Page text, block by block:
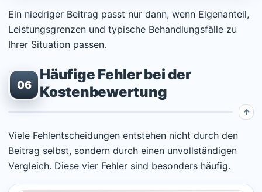
Ein niedriger Beitrag passt nur dann, wenn Eigenanteil,
Leistungsgrenzen und typische Behandlungsfälle zu
Ihrer Situation passen.
06
Häufige Fehler bei der
Kostenbewertung
Viele Fehlentscheidungen entstehen nicht durch den
Beitrag selbst, sondern durch einen unvollständigen
Vergleich. Diese vier Fehler sind besonders häufig.